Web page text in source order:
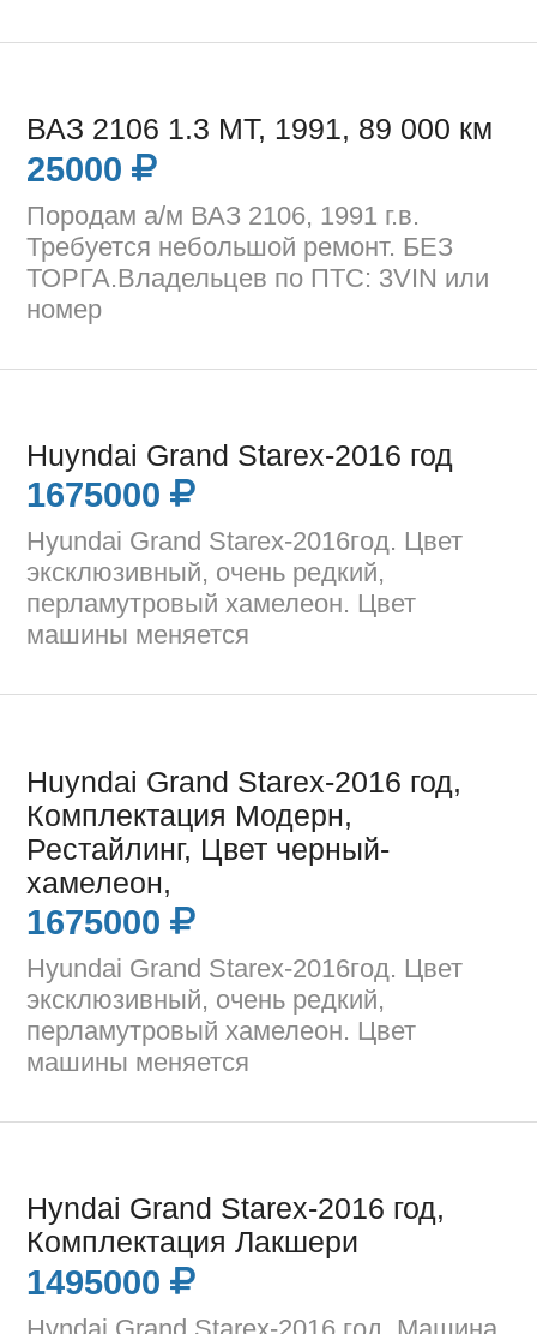
ВАЗ 2106 1.3 МТ, 1991, 89 000 км
25000
Породам а/м ВАЗ 2106, 1991 г.в.
Требуется небольшой ремонт. БЕЗ
ТОРГА.Владельцев по ПТС: 3VIN или
номер
Huyndai Grand Starex-2016 год
1675000
Hyundai Grand Starex-2016год. Цвет
эксклюзивный, очень редкий,
перламутровый хамелеон. Цвет
машины меняется
Huyndai Grand Starex-2016 год,
Комплектация Модерн,
Рестайлинг, Цвет черный-
хамелеон,
1675000
Hyundai Grand Starex-2016год. Цвет
эксклюзивный, очень редкий,
перламутровый хамелеон. Цвет
машины меняется
Hyndai Grand Starex-2016 год,
Комплектация Лакшери
1495000